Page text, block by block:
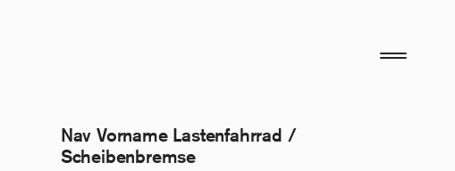
Nav Vorname Lastenfahrrad /
Scheibenbremse